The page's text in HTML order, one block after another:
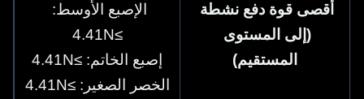
أقصى قوة دفع نشطة
(إلى المستوى
المستقيم)
الإصبع الأوسط:
إصبع الخاتم: ≥4.41N
الخصر الصغير: ≥4.41N